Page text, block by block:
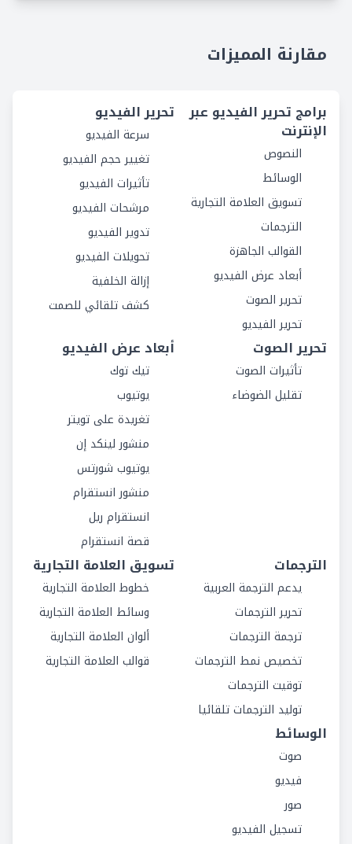
مقارنة المميزات
برامج تحرير الفيديو عبر
الإنترنت
النصوص
الوسائط
تسويق العلامة التجارية
الترجمات
القوالب الجاهزة
أبعاد عرض الفيديو
تحرير الصوت
تحرير الفيديو
تحرير الفيديو
سرعة الفيديو
تغيير حجم الفيديو
تأثيرات الفيديو
مرشحات الفيديو
تدوير الفيديو
تحويلات الفيديو
إزالة الخلفية
كشف تلقائي للصمت
تحرير الصوت
تأثيرات الصوت
تقليل الضوضاء
أبعاد عرض الفيديو
تيك توك
يوتيوب
تغريدة على تويتر
منشور لينكد إن
يوتيوب شورتس
منشور انستقرام
انستقرام ريل
قصة انستقرام
الترجمات
يدعم الترجمة العربية
تحرير الترجمات
ترجمة الترجمات
تخصيص نمط الترجمات
توقيت الترجمات
توليد الترجمات تلقائيا
تسويق العلامة التجارية
خطوط العلامة التجارية
وسائط العلامة التجارية
ألوان العلامة التجارية
قوالب العلامة التجارية
الوسائط
صوت
فيديو
صور
تسجيل الفيديو